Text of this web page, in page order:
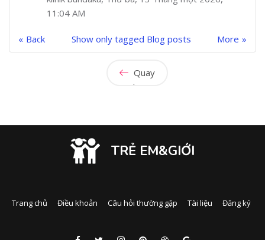
11:04 AM
Back More
Show only tagged Blog posts
Quay
lại
TRẺ EM&GIỚI
Trang chủ Điều khoản Câu hỏi thường gặp Tài liệu Đăng ký